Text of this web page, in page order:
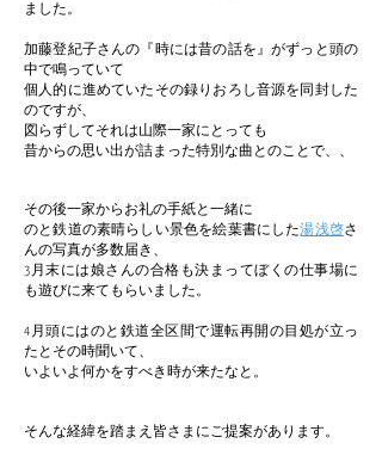
ました。
加藤登紀子さんの『時には昔の話を』がずっと頭の
中で鳴っていて
個人的に進めていたその録りおろし音源を同封した
のですが、
図らずしてそれは山際一家にとっても
昔からの思い出が詰まった特別な曲とのことで、、
その後一家からお礼の手紙と一緒に
のと鉄道の素晴らしい景色を絵葉書にした湯浅啓さ
んの写真が多数届き、
3月末には娘さんの合格も決まってぼくの仕事場に
も遊びに来てもらいました。
4月頭にはのと鉄道全区間で運転再開の目処が立っ
たとその時聞いて、
いよいよ何かをすべき時が来たなと。
そんな経緯を踏まえ皆さまにご提案があります。